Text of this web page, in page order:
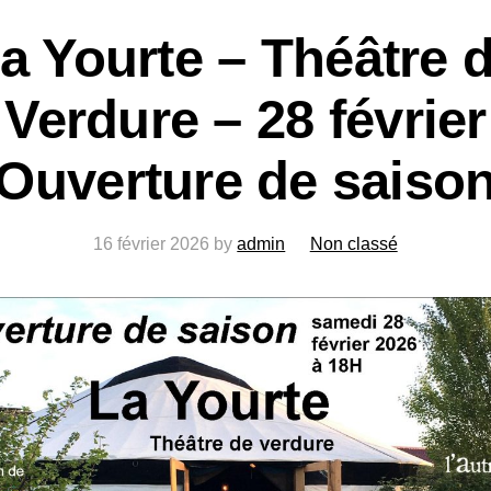
Yourte – Théâtre
Verdure – 28 février
de
16 février 2026 by admin Non classé